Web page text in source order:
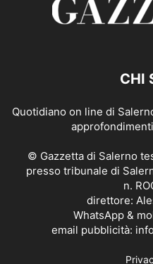
CHI
Quotidiano on line di
© Gazzetta di Salerno
presso tribunale di
n.
direttore:
WhatsApp &
email pubblicità: